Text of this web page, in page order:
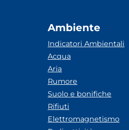
Ambiente
Indicatori Ambientali
Acqua
Aria
Rumore
Suolo e bonifiche
Rifiuti
Elettromagnetismo